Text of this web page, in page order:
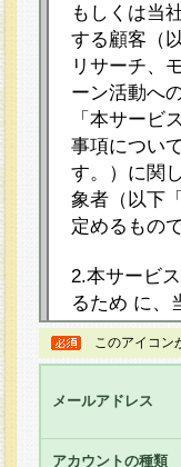
もしくは当
する顧客（
リサーチ、
ーン活動へ
「本サービ
事項につい
す。）に関
象者（以下
定めるもので
2.本サービ
るため に、
ト（以下「
ージを設け
し、その結
るものです
員に対して
た全ての会
このアイコン
メールアドレス
アカウントの種類